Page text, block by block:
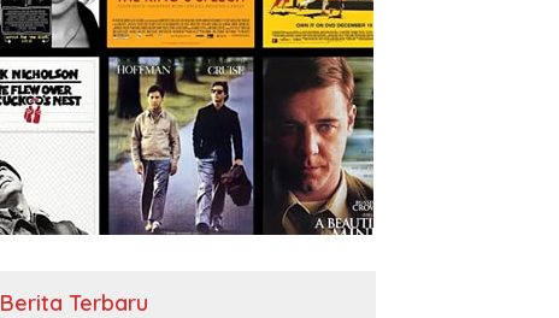
Berita Terbaru